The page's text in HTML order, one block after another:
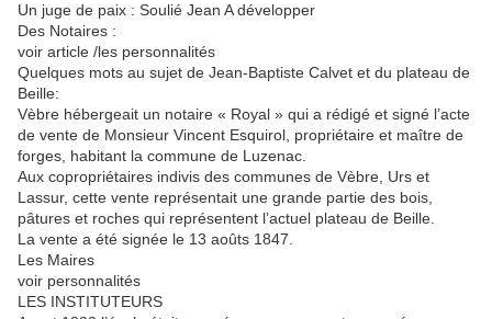
Un juge de paix : Soulié Jean A développer
Des Notaires :
voir article /les personnalités
Quelques mots au sujet de Jean-Baptiste Calvet et du plateau de
Beille:
Vèbre hébergeait un notaire « Royal » qui a rédigé et signé l’acte
de vente de Monsieur Vincent Esquirol, propriétaire et maître de
forges, habitant la commune de Luzenac.
Aux copropriétaires indivis des communes de Vèbre, Urs et
Lassur, cette vente représentait une grande partie des bois,
pâtures et roches qui représentent l’actuel plateau de Beille.
La vente a été signée le 13 aoûts 1847.
Les Maires
voir personnalités
LES INSTITUTEURS